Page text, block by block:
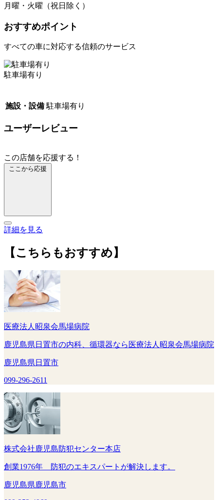
月曜・火曜（祝日除く）
おすすめポイント
すべての車に対応する信頼のサービス
駐車場有り
施設・設備 駐車場有り
ユーザーレビュー
この店舗を応援する！
ここから応援
詳細を見る
【こちらもおすすめ】
医療法人昭泉会馬場病院
鹿児島県日置市の内科、循環器なら医療法人昭泉会馬場病院
鹿児島県日置市
099-296-2611
株式会社鹿児島防犯センター本店
創業1976年 防犯のエキスパートが解決します。
鹿児島県鹿児島市